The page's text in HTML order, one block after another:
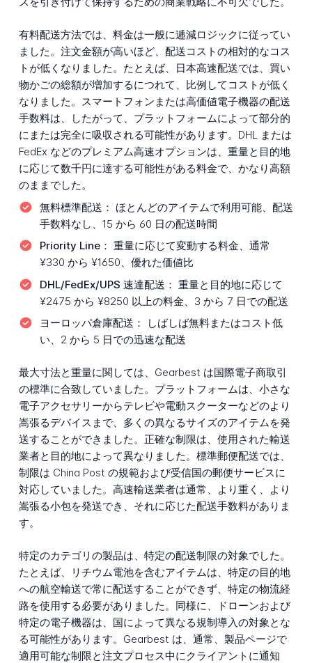
有料配送方法では、料金は一般に逓減ロジックに従ってい
ました。注文金額が高いほど、配送コストの相対的なコス
トが低くなりました。たとえば、日本高速配送では、買い
物かごの総額が増加するにつれて、比例してコストが低く
なりました。スマートフォンまたは高価値電子機器の配送
手数料は、したがって、プラットフォームによって部分的
にまたは完全に吸収される可能性があります。DHL または
FedEx などのプレミアム高速オプションは、重量と目的地
に応じて数千円に達する可能性がある料金で、かなり高額
のままでした。
無料標準配送： ほとんどのアイテムで利用可能、配送
手数料なし、15 から 60 日の配送時間
Priority Line： 重量に応じて変動する料金、通常
¥330 から ¥1650、優れた価値比
DHL/FedEx/UPS 速達配送： 重量と目的地に応じて
¥2475 から ¥8250 以上の料金、3 から 7 日での配送
ヨーロッパ倉庫配送：
しばしば無料またはコスト低
い、2 から 5 日での迅速な配送
最大寸法と重量に関しては、Gearbest は国際電子商取引
の標準に合致していました。プラットフォームは、小さな
電子アクセサリーからテレビや電動スクーターなどのより
嵩張るデバイスまで、多くの異なるサイズのアイテムを発
送することができました。正確な制限は、使用された輸送
業者と目的地によって異なりました。標準郵便配送では、
制限は China Post の規範および受信国の郵便サービスに
対応していました。高速輸送業者は通常、より重く、より
嵩張る小包を発送でき、それに応じた配送手数料がありま
す。
特定のカテゴリの製品は、特定の配送制限の対象でした。
たとえば、リチウム電池を含むアイテムは、特定の目的地
への航空輸送で常に配送することができず、特定の物流経
路を使用する必要がありました。同様に、ドローンおよび
特定の電子機器は、国によって異なる規制導入の対象とな
る可能性があります。Gearbest は、通常、製品ページで
適用可能な制限と注文プロセス中にクライアントに通知